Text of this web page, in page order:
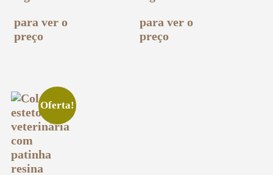
para ver o
preço
para ver o
preço
Oferta!